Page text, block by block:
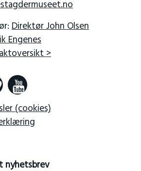
Direktør John Olsen
Engenes
>
(cookies)
nyhetsbrev